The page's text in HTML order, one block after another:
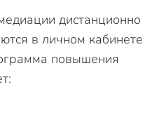
дистанционно
в личном кабинете
повышения